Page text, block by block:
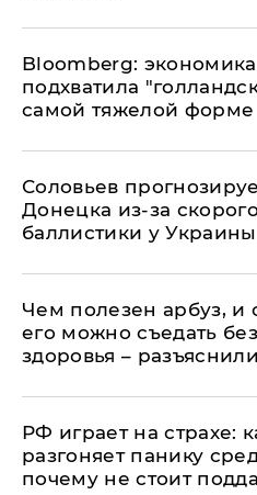
Bloomberg:
подхватила
самой тяжелой форме
Соловьев
Донецка из-за
баллистики у Украины
Чем полезен арбуз, и
его можно съедать
здоровья –
РФ играет на страхе:
разгоняет панику
почему не стоит